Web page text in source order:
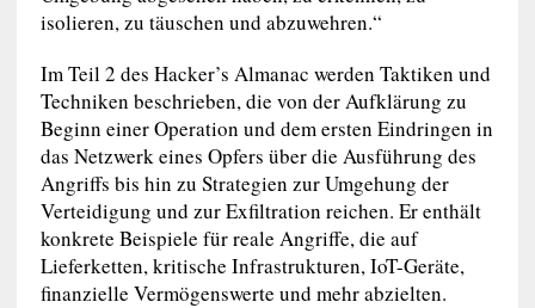
isolieren, zu täuschen und abzuwehren.“
Im Teil 2 des Hacker’s Almanac werden Taktiken und
Techniken beschrieben, die von der Aufklärung zu
Beginn einer Operation und dem ersten Eindringen in
das Netzwerk eines Opfers über die Ausführung des
Angriffs bis hin zu Strategien zur Umgehung der
Verteidigung und zur Exfiltration reichen. Er enthält
konkrete Beispiele für reale Angriffe, die auf
Lieferketten, kritische Infrastrukturen, IoT-Geräte,
finanzielle Vermögenswerte und mehr abzielten.